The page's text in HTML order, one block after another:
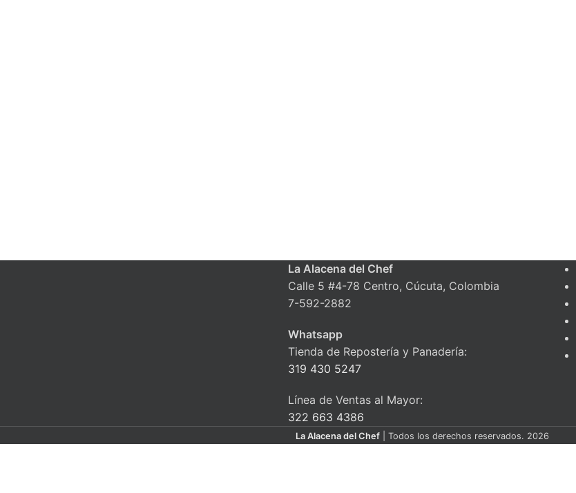
La Alacena del Chef
Calle 5 #4-78 Centro, Cúcuta, Colombia
7-592-2882
Whatsapp
Tienda de Repostería y Panadería:
319 430 5247
Línea de Ventas al Mayor:
322 663 4386
La Alacena del Chef | Todos los derechos reservados. 2026